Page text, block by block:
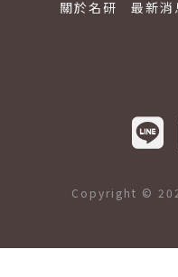
關於名研
最新消
Copyright ©